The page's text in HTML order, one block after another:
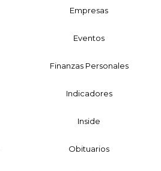
Empresas
Eventos
Finanzas Personales
Indicadores
Inside
Obituarios